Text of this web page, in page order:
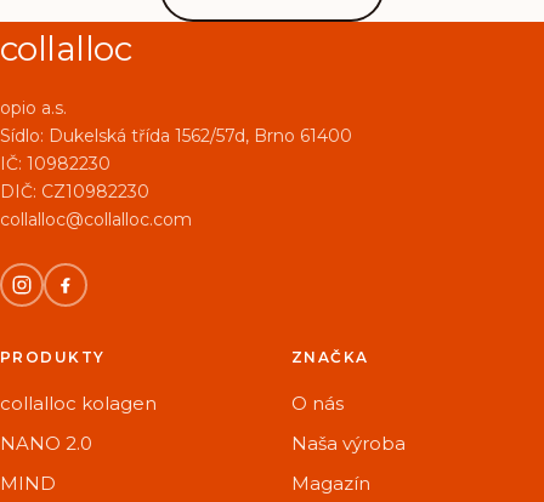
collalloc
opio a.s.
Sídlo: Dukelská třída 1562/57d, Brno 61400
IČ: 10982230
DIČ: CZ10982230
collalloc@collalloc.com
PRODUKTY
collalloc kolagen
NANO 2.0
MIND
ZNAČKA
O nás
Naša výroba
Magazín